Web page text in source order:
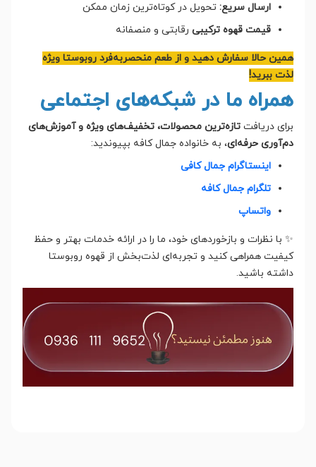
ارسال سریع: تحویل در کوتاه‌ترین زمان ممکن
قیمت قهوه ترکیبی رقابتی و منصفانه
همین حالا سفارش دهید و از طعم منحصربه‌فرد روبوستا ویژه
لذت ببرید!
همراه ما در شبکه‌های اجتماعی
برای دریافت تازه‌ترین محصولات، تخفیف‌های ویژه و آموزش‌های
دم‌آوری حرفه‌ای، به خانواده جمال کافه بپیوندید:
اینستاگرام جمال کافی
تلگرام جمال کافه
واتساپ
✨ با نظرات و بازخوردهای خود، ما را در ارائه خدمات بهتر و حفظ
کیفیت همراهی کنید و تجربه‌ای لذت‌بخش از قهوه روبوستا
داشته باشید.